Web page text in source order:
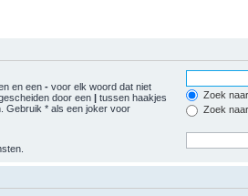
en een - voor elk woord dat niet
door een | tussen haakjes
Gebruik * als een joker voor
Zoek
Zoek